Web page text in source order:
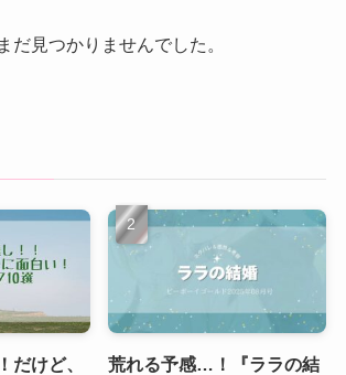
だ見つかりませんでした。
だけど、
荒れる予感…！『ララの結